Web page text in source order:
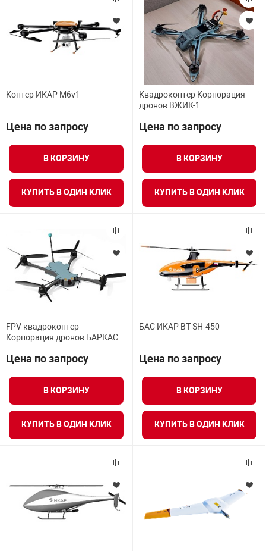
Коптер ИКАР M6v1
Цена по запросу
В КОРЗИНУ
КУПИТЬ В ОДИН КЛИК
Квадрокоптер Корпорация
дронов ВЖИК-1
Цена по запросу
В КОРЗИНУ
КУПИТЬ В ОДИН КЛИК
FPV квадрокоптер
Корпорация дронов БАРКАС
Цена по запросу
В КОРЗИНУ
КУПИТЬ В ОДИН КЛИК
БАС ИКАР ВТ SH-450
Цена по запросу
В КОРЗИНУ
КУПИТЬ В ОДИН КЛИК